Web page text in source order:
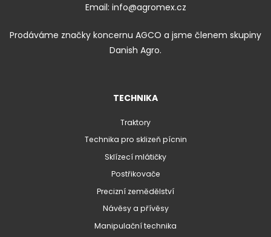
Email: info@agromex.cz
Prodáváme značky koncernu AGCO a jsme členem skupiny
Danish Agro.
TECHNIKA
Traktory
Technika pro sklizeň pícnin
Sklízecí mlátičky
Postřikovače
Precizní zemědělství
Návěsy a přívěsy
Manipulační technika